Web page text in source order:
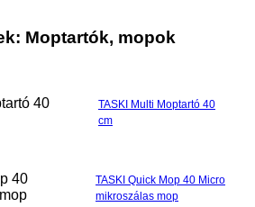
Moptartók, mopok
TASKI Multi Moptartó 40
cm
TASKI Quick Mop 40 Micro
mikroszálas mop